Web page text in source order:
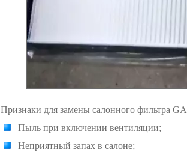
Признаки для замены салонного фильтра
Пыль при включении вентиляции;
Неприятный запах в салоне;